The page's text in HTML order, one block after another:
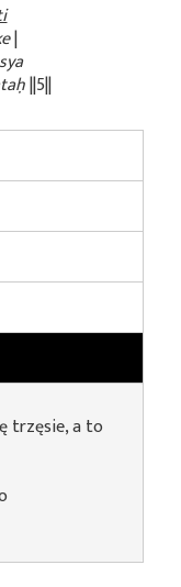
|
||5||
trzęsie, a to